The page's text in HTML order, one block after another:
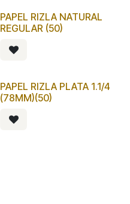
PAPEL RIZLA NATURAL
REGULAR (50)
PAPEL RIZLA PLATA 1.1/4
(78MM)(50)